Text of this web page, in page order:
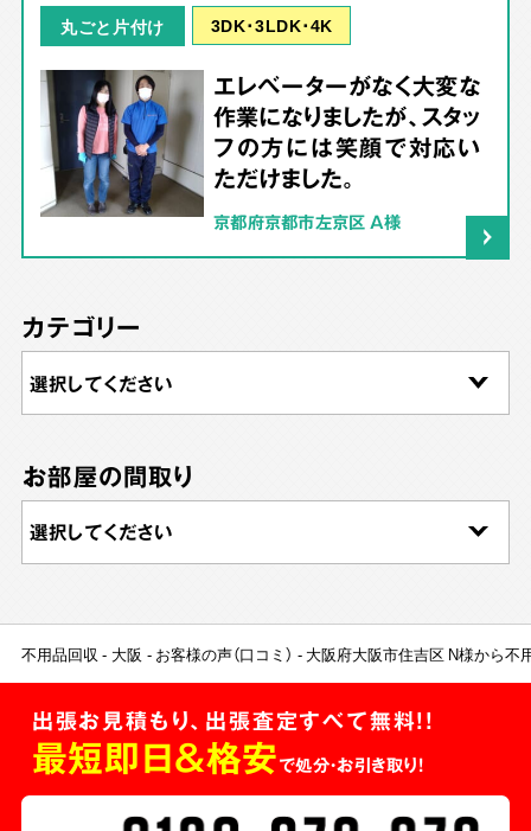
丸ごと片付け 3DK･3LDK･4K
エレベーターがなく大変な
作業になりましたが、スタッ
フの方には笑顔で対応い
ただけました。
京都府京都市左京区 A様
カテゴリー
お部屋の間取り
不用品回収 大阪 お客様の声（口コミ） 大阪府大阪市住吉区 N様から不
出張お見積もり、出張査定すべて無料!!
最短即日＆格安で処分・お引き取り！